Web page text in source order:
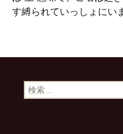
す縛られていっしょにい
検
索